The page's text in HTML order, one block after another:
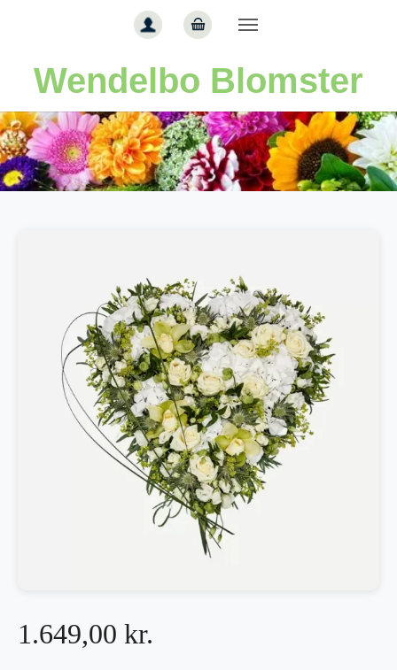
Wendelbo Blomster
1.649,00 kr.